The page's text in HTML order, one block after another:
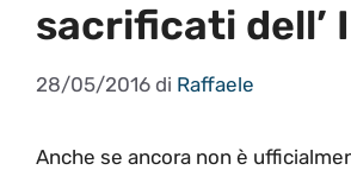
sacrificati dell’
28/05/2016 di Raffaele
Anche se ancora non è